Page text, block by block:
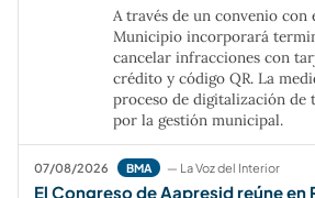
A través de un convenio con
Municipio incorporará
cancelar infracciones con
crédito y código QR. La
proceso de digitalización de
por la gestión municipal.
07/08/2026 BMA — La Voz del Interior
El Congreso de Aapresid reúne en